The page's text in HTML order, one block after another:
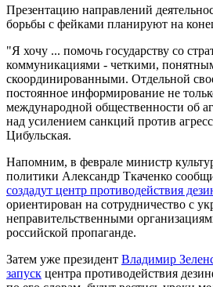
Презентацию направлений
борьбы с фейками планируют на
"Я хочу ... помочь государству со
коммуникациями - четкими,
скоординированными. Отдельной
постоянное информирование не
международной общественности об
над усилением санкций против
Цибульская.
Напомним, в феврале министр
политики Александр Ткаченко
создадут центр противодействия
ориентирован на сотрудничество с
неправительственными
российской пропаганде.
Затем уже президент Владимир
запуск центра противодействия